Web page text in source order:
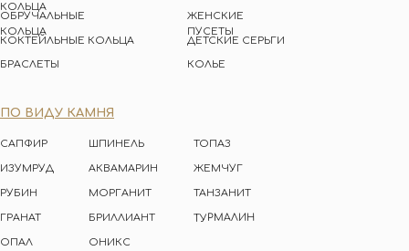
КОЛЬЦА
ОБРУЧАЛЬНЫЕ
КОЛЬЦА
КОКТЕЙЛЬНЫЕ КОЛЬЦА
ЖЕНСКИЕ
ПУСЕТЫ
ДЕТСКИЕ СЕРЬГИ
БРАСЛЕТЫ
КОЛЬЕ
ПО ВИДУ КАМНЯ
САПФИР
ИЗУМРУД
ШПИНЕЛЬ
РУБИН
АКВАМАРИН
МОРГАНИТ
ГРАНАТ БРИЛЛИАНТ
ТОПАЗ
ЖЕМЧУГ
ТУРМАЛИН
ТАНЗАНИТ
ОНИКС
ОПАЛ